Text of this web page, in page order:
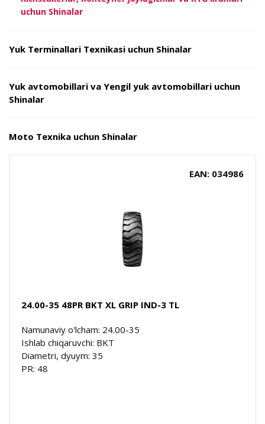
uchun Shinalar
Yuk Terminallari Texnikasi uchun Shinalar
Yuk avtomobillari va Yengil yuk avtomobillari uchun
Shinalar
Moto Texnika uchun Shinalar
EAN: 034986
24.00-35 48PR BKT XL GRIP IND-3 TL
Namunaviy o'lcham: 24.00-35
Ishlab chiqaruvchi: BKT
Diametri, dyuym: 35
PR: 48